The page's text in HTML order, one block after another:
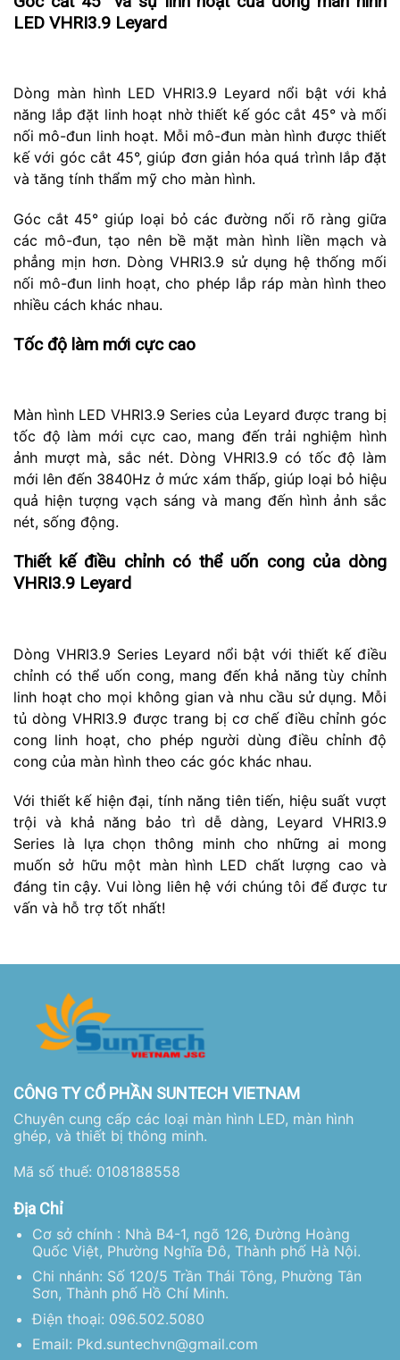
LED VHRI3.9 Leyard
Dòng màn hình LED VHRI3.9 Leyard nổi bật với khả
năng lắp đặt linh hoạt nhờ thiết kế góc cắt 45° và mối
nối mô-đun linh hoạt. Mỗi mô-đun màn hình được thiết
kế với góc cắt 45°, giúp đơn giản hóa quá trình lắp đặt
và tăng tính thẩm mỹ cho màn hình.
Góc cắt 45° giúp loại bỏ các đường nối rõ ràng giữa
các mô-đun, tạo nên bề mặt màn hình liền mạch và
phẳng mịn hơn. Dòng VHRI3.9 sử dụng hệ thống mối
nối mô-đun linh hoạt, cho phép lắp ráp màn hình theo
nhiều cách khác nhau.
Tốc độ làm mới cực cao
Màn hình LED VHRI3.9 Series của Leyard được trang bị
tốc độ làm mới cực cao, mang đến trải nghiệm hình
ảnh mượt mà, sắc nét. Dòng VHRI3.9 có tốc độ làm
mới lên đến 3840Hz ở mức xám thấp, giúp loại bỏ hiệu
quả hiện tượng vạch sáng và mang đến hình ảnh sắc
nét, sống động.
Thiết kế điều chỉnh có thể uốn cong của dòng
VHRI3.9 Leyard
Dòng VHRI3.9 Series Leyard nổi bật với thiết kế điều
chỉnh có thể uốn cong, mang đến khả năng tùy chỉnh
linh hoạt cho mọi không gian và nhu cầu sử dụng. Mỗi
tủ dòng VHRI3.9 được trang bị cơ chế điều chỉnh góc
cong linh hoạt, cho phép người dùng điều chỉnh độ
cong của màn hình theo các góc khác nhau.
Với thiết kế hiện đại, tính năng tiên tiến, hiệu suất vượt
trội và khả năng bảo trì dễ dàng, Leyard VHRI3.9
Series là lựa chọn thông minh cho những ai mong
muốn sở hữu một màn hình LED chất lượng cao và
đáng tin cậy. Vui lòng liên hệ với chúng tôi để được tư
vấn và hỗ trợ tốt nhất!
CÔNG TY CỔ PHẦN SUNTECH VIETNAM
Chuyên cung cấp các loại màn hình LED, màn hình
ghép, và thiết bị thông minh.
Mã số thuế: 0108188558
Địa Chỉ
Cơ sở chính : Nhà B4-1, ngõ 126, Đường Hoàng
Quốc Việt, Phường Nghĩa Đô, Thành phố Hà Nội.
Chi nhánh: Số 120/5 Trần Thái Tông, Phường Tân
Sơn, Thành phố Hồ Chí Minh.
Điện thoại: 096.502.5080
Email: Pkd.suntechvn@gmail.com